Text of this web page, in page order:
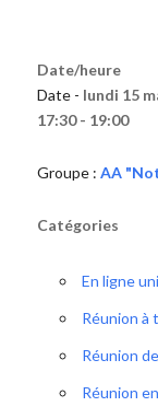
Date/heure
Date - lundi 15
17:30 - 19:00
Groupe : AA
Catégories
En ligne
Réunion à
Réunion
Réunion